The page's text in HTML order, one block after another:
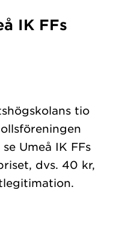
IK FFs
tio
Umeå IK FFs
dvs. 40 kr,